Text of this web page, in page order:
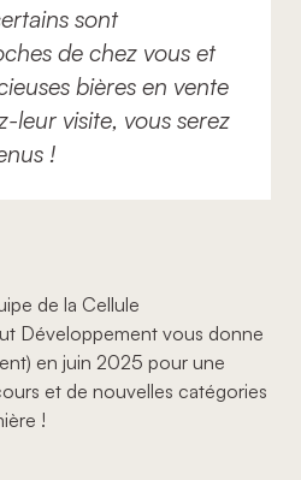
sont
de chez vous et
bières en vente
leur visite, vous serez
!
de la Cellule
Développement vous donne
en juin 2025 pour une
et de nouvelles catégories
!